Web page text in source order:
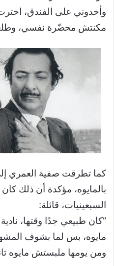
وأخدوني على الفندق،
مكنتش محضّرة نفسي،
كما تطرقت صفية العمري
بالمايوه، مؤكدة أن ذلك
السبعينيات، قائلة:
“كان طبيعي جدًا وقتها،
مايوه، بس لما بشوف
ومن يومها ملبستش مايوه